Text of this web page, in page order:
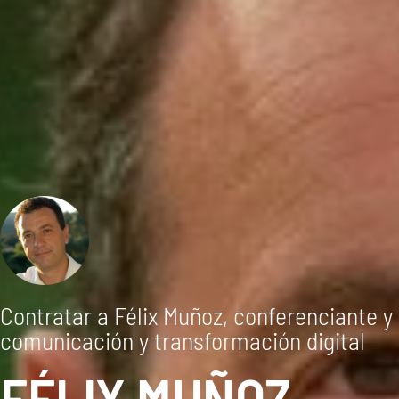
Contratar a Félix Muñoz, conferenciante
comunicación y transformación digital